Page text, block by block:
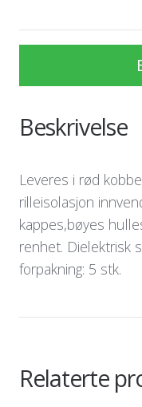
Beskrivelse
Leveres i rød
rilleisolasjon
kappes,bøyes
renhet. Dielektrisk
forpakning: 5 stk.
Relaterte